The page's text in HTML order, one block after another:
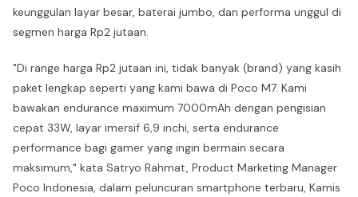
keunggulan layar besar, baterai jumbo, dan performa unggul di
segmen harga Rp2 jutaan.
"Di range harga Rp2 jutaan ini, tidak banyak (brand) yang kasih
paket lengkap seperti yang kami bawa di Poco M7. Kami
bawakan endurance maximum 7000mAh dengan pengisian
cepat 33W, layar imersif 6,9 inchi, serta endurance
performance bagi gamer yang ingin bermain secara
maksimum," kata Satryo Rahmat, Product Marketing Manager
Poco Indonesia, dalam peluncuran smartphone terbaru, Kamis